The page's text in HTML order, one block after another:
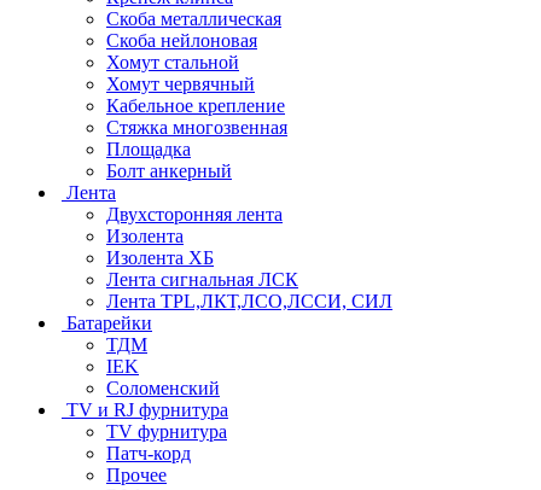
Скоба металлическая
Скоба нейлоновая
Хомут стальной
Хомут червячный
Кабельное крепление
Стяжка многозвенная
Площадка
Болт анкерный
Лента
Двухсторонняя лента
Изолента
Изолента ХБ
Лента сигнальная ЛСК
Лента TPL,ЛКТ,ЛСО,ЛССИ, СИЛ
Батарейки
ТДМ
IEK
Соломенский
TV и RJ фурнитура
TV фурнитура
Патч-корд
Прочее